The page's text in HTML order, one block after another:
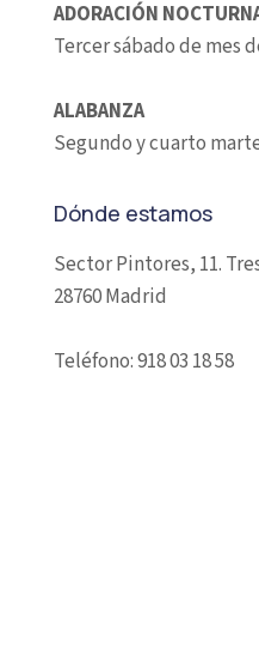
ADORACIÓN
Tercer sábado de mes
ALABANZA
Segundo y cuarto
Dónde estamos
Sector Pintores, 11.
28760 Madrid
Teléfono: 918 03 18 58